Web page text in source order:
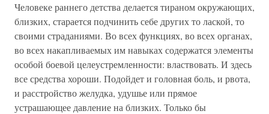
Человеке раннего детства делается тираном окружающих,
близких, старается подчинить себе других то лаской, то
своими страданиями. Во всех функциях, во всех органах,
во всех накапливаемых им навыках содержатся элементы
особой боевой целеустремленности: властвовать. И здесь
все средства хороши. Подойдет и головная боль, и рвота,
и расстройство желудка, удушье или прямое
устрашающее давление на близких. Только бы